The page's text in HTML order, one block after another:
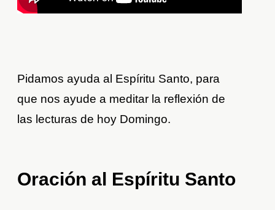
Pidamos ayuda al Espíritu Santo, para
que nos ayude a meditar la reflexión de
las lecturas de hoy Domingo.
Oración al Espíritu Santo